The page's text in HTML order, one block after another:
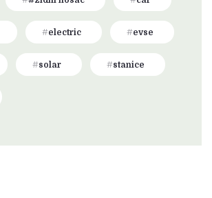
electric evse
solar stanice